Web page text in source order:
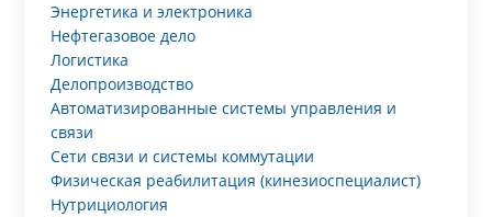
Энергетика и электроника
Нефтегазовое дело
Логистика
Делопроизводство
Автоматизированные системы управления и
связи
Сети связи и системы коммутации
Физическая реабилитация (кинезиоспециалист)
Нутрициология